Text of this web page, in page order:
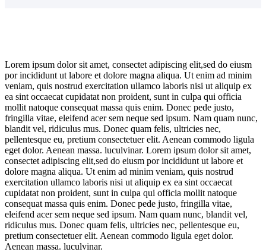
Lorem ipsum dolor sit amet, consectet adipiscing elit,sed do eiusm
por incididunt ut labore et dolore magna aliqua. Ut enim ad minim
veniam, quis nostrud exercitation ullamco laboris nisi ut aliquip ex
ea sint occaecat cupidatat non proident, sunt in culpa qui officia
mollit natoque consequat massa quis enim. Donec pede justo,
fringilla vitae, eleifend acer sem neque sed ipsum. Nam quam nunc,
blandit vel, ridiculus mus. Donec quam felis, ultricies nec,
pellentesque eu, pretium consectetuer elit. Aenean commodo ligula
eget dolor. Aenean massa. luculvinar. Lorem ipsum dolor sit amet,
consectet adipiscing elit,sed do eiusm por incididunt ut labore et
dolore magna aliqua. Ut enim ad minim veniam, quis nostrud
exercitation ullamco laboris nisi ut aliquip ex ea sint occaecat
cupidatat non proident, sunt in culpa qui officia mollit natoque
consequat massa quis enim. Donec pede justo, fringilla vitae,
eleifend acer sem neque sed ipsum. Nam quam nunc, blandit vel,
ridiculus mus. Donec quam felis, ultricies nec, pellentesque eu,
pretium consectetuer elit. Aenean commodo ligula eget dolor.
Aenean massa. luculvinar.